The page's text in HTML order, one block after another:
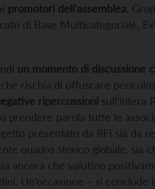
promotori dell’assemblea ,
di Base Multicategoriale,
un momento di discussione
rischia di offuscare
ripercussioni sull’intera
prendere parola tutte le
presentato da RFI sia da
quadro storico globale, sia
ancora che valutino
Un’occasione – si